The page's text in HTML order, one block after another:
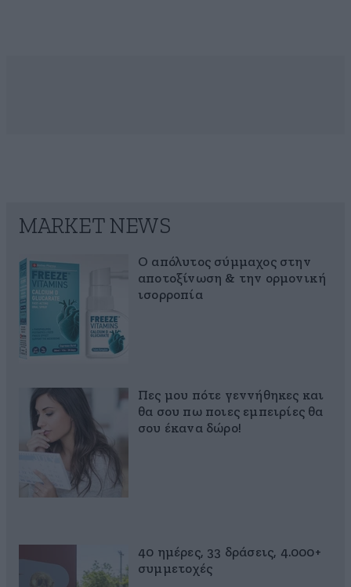
MARKET NEWS
Ο απόλυτος σύμμαχος στην
αποτοξίνωση & την ορμονική
ισορροπία
Πες μου πότε γεννήθηκες και
θα σου πω ποιες εμπειρίες θα
σου έκανα δώρο!
40 ημέρες, 33 δράσεις, 4.000+
συμμετοχές